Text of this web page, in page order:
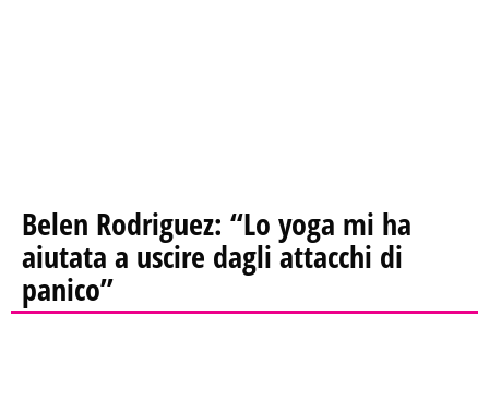
Belen Rodriguez: “Lo yoga mi ha
aiutata a uscire dagli attacchi di
panico”